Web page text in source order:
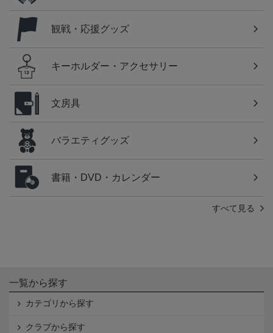
観戦・応援グッズ
キーホルダー・アクセサリー
文房具
バラエティグッズ
書籍・DVD・カレンダー
すべて見る
一覧から探す
カテゴリから探す
クラブから探す